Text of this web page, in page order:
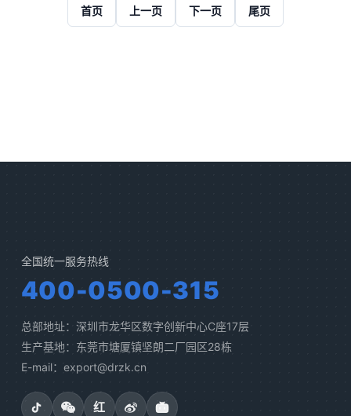
首页 上一页 下一页 尾页
全国统一服务热线
400-0500-315
总部地址：深圳市龙华区数字创新中心C座17层
生产基地：东莞市塘厦镇坚朗二厂园区28栋
E-mail：export@drzk.cn
红